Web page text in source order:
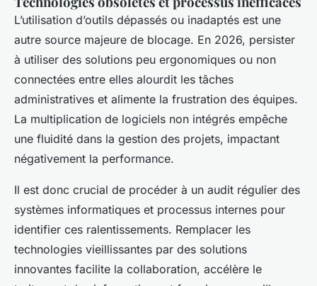
L’utilisation d’outils dépassés ou inadaptés est une
autre source majeure de blocage. En 2026, persister
à utiliser des solutions peu ergonomiques ou non
connectées entre elles alourdit les tâches
administratives et alimente la frustration des équipes.
La multiplication de logiciels non intégrés empêche
une fluidité dans la gestion des projets, impactant
négativement la performance.
Il est donc crucial de procéder à un audit régulier des
systèmes informatiques et processus internes pour
identifier ces ralentissements. Remplacer les
technologies vieillissantes par des solutions
innovantes facilite la collaboration, accélère le